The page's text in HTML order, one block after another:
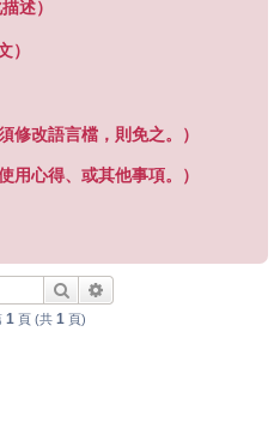
述）
）
修改語言檔，則免之。）
用心得、或其他事項。）
搜尋
1 頁 (共 1 頁)